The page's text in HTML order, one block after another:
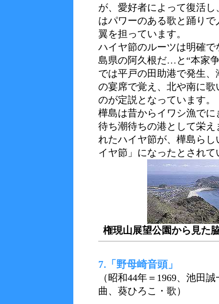
が、愛好者によって復活
はパワーのある歌と踊り
翼を担っています。
ハイヤ節のルーツは明確
島県の阿久根だ…と“本家
では平戸の田助港で発生
の宴席で覚え、北や南に
のが定説となっています。
樺島は昔からイワシ漁で
待ち潮待ちの港として栄
れたハイヤ節が、樺島ら
イヤ節」になったとされて
権現山展望公園から見た
7.「野母崎音頭」
（昭和44年＝1969、池田
曲、葵ひろこ・歌）